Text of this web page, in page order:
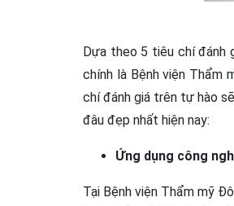
Dựa theo 5 tiêu chí đánh
chính là Bệnh viện Thẩm
chí đánh giá trên tự hào
đâu đẹp nhất hiện nay:
Ứng dụng công
Tại Bệnh viện Thẩm mỹ